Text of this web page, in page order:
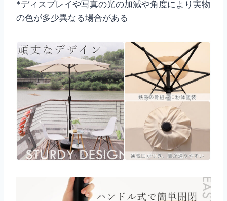
*ディスプレイや写真の光の加減や角度により実物
の色が多少異なる場合がある